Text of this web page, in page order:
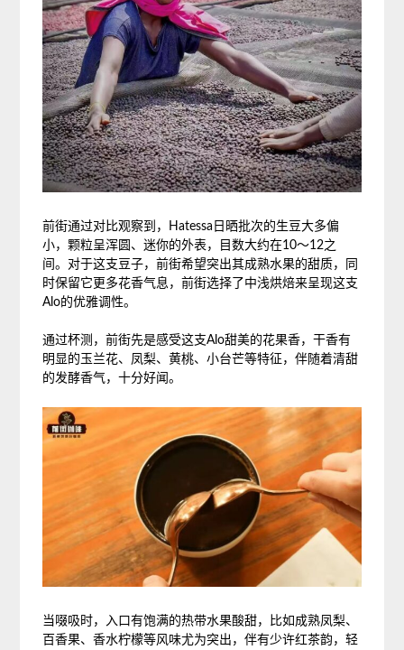
前街通过对比观察到，Hatessa日晒批次的生豆大多偏
小，颗粒呈浑圆、迷你的外表，目数大约在10～12之
间。对于这支豆子，前街希望突出其成熟水果的甜质，同
时保留它更多花香气息，前街选择了中浅烘焙来呈现这支
Alo的优雅调性。
通过杯测，前街先是感受这支Alo甜美的花果香，干香有
明显的玉兰花、凤梨、黄桃、小台芒等特征，伴随着清甜
的发酵香气，十分好闻。
当啜吸时，入口有饱满的热带水果酸甜，比如成熟凤梨、
百香果、香水柠檬等风味尤为突出，伴有少许红茶韵，轻